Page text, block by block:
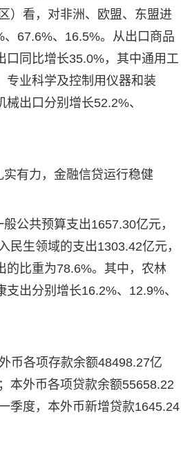
）看，对非洲、欧盟、东盟进
、67.6%、16.5%。从出口商品
口同比增长35.0%，其中通用工
专业科学及控制用仪器和装
出口分别增长52.2%、
实有力，金融信贷运行稳健
公共预算支出1657.30亿元，
民生领域的支出1303.42亿元，
的比重为78.6%。其中，农林
出分别增长16.2%、12.9%、
币各项存款余额48498.27亿
本外币各项贷款余额55658.22
季度，本外币新增贷款1645.24